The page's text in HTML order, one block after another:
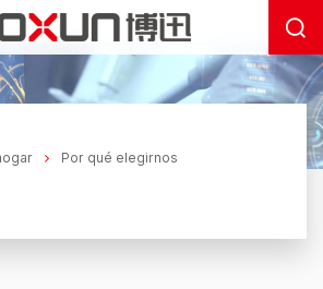
Por qué elegirnos